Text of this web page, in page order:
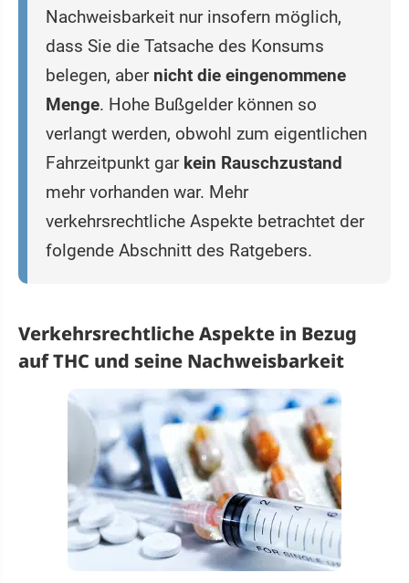
Nachweisbarkeit nur insofern möglich,
dass Sie die Tatsache des Konsums
belegen, aber nicht die eingenommene
Menge. Hohe Bußgelder können so
verlangt werden, obwohl zum eigentlichen
Fahrzeitpunkt gar kein Rauschzustand
mehr vorhanden war. Mehr
verkehrsrechtliche Aspekte betrachtet der
folgende Abschnitt des Ratgebers.
Verkehrsrechtliche Aspekte in Bezug
auf THC und seine Nachweisbarkeit